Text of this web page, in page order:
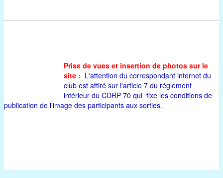
Prise de vues et insertion de photos sur le
site : L'attention du correspondant internet du
club est attiré sur l'article 7 du réglement
intérieur du CDRP 70 qui fixe les conditions de
publication de l'image des participants aux sorties.